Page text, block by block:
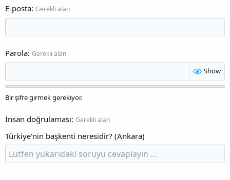
E-posta Gerekli alan
Parola Gerekli alan
Show
Bir şifre girmek gerekiyor.
İnsan doğrulaması Gerekli alan
Türkiye'nin başkenti neresidir? (Ankara)